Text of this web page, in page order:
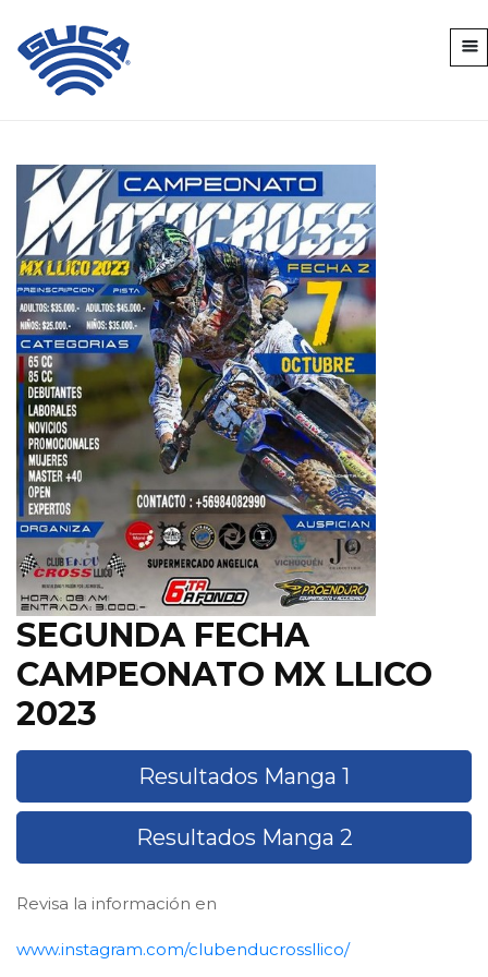
SEGUNDA FECHA
CAMPEONATO MX LLICO
2023
Resultados Manga 1
Resultados Manga 2
Revisa la información en
www.instagram.com/clubenducrossllico/